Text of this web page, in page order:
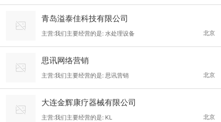
青岛溢泰佳科技有限公司
北京
主营:我们主要经营的是: 水处理设备
思讯网络营销
北京
主营:我们主要经营的是: 思讯营销
大连金辉康疗器械有限公司
北京
主营:我们主要经营的是: KL